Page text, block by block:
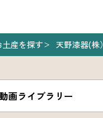
土産を探す 天野漆器(株）
画ライブラリー